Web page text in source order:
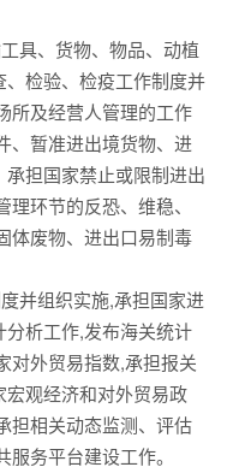
具、货物、物品、动植
检验、检疫工作制度并
所及经营人管理的工作
、暂准进出境货物、进
担国家禁止或限制进出
环节的反恐、维稳、
体废物、进出口易制毒
并组织实施,承担国家进
析工作,发布海关统计
对外贸易指数,承担报关
观经济和对外贸易政
担相关动态监测、评估
务平台建设工作。